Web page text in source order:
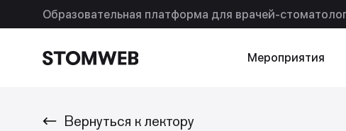
Образовательная платформа для врачей-
Мероприятия
Вернуться к лектору